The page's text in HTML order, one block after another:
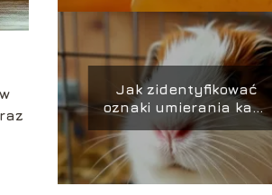
Jak zidentyfikować
oznaki umierania kawii
domowej?